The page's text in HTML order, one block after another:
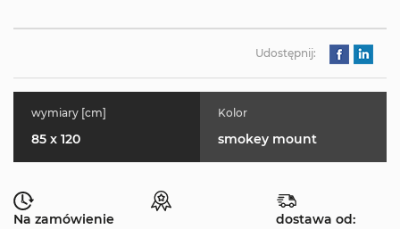
Udostępnij:
wymiary [cm]
85 x 120
Kolor
smokey mount
Na zamówienie
dostawa od: